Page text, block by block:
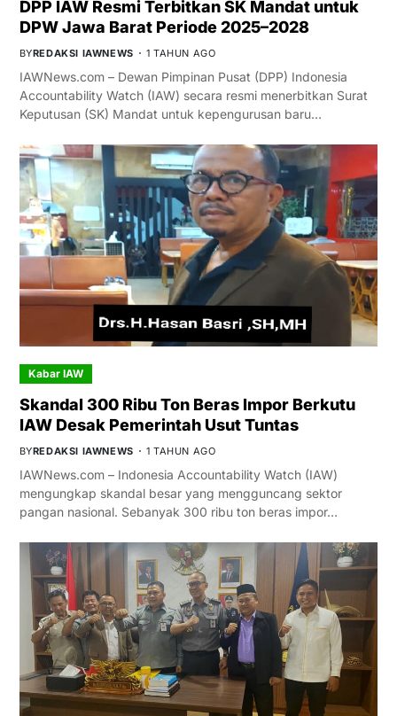
DPP IAW Resmi Terbitkan SK Mandat untuk
DPW Jawa Barat Periode 2025–2028
BYREDAKSI IAWNEWS 1 TAHUN AGO
IAWNews.com – Dewan Pimpinan Pusat (DPP) Indonesia
Accountability Watch (IAW) secara resmi menerbitkan Surat
Keputusan (SK) Mandat untuk kepengurusan baru…
Kabar IAW
Skandal 300 Ribu Ton Beras Impor Berkutu
IAW Desak Pemerintah Usut Tuntas
BYREDAKSI IAWNEWS 1 TAHUN AGO
IAWNews.com – Indonesia Accountability Watch (IAW)
mengungkap skandal besar yang mengguncang sektor
pangan nasional. Sebanyak 300 ribu ton beras impor…